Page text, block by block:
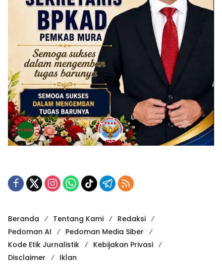
Beranda Tentang Kami
Redaksi
Pedoman AI
Pedoman Media Siber
Kode Etik Jurnalistik
Kebijakan Privasi
Disclaimer
Iklan